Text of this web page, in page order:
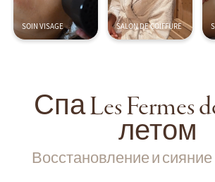
Спа Les Fermes
летом
Восстановление и